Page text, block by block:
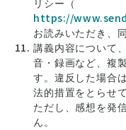
リシー（
https://
お読みいただき、
講義内容について
音・録画など、複
す。違反した場合
法的措置をとらせ
ただし、感想を発
ん。